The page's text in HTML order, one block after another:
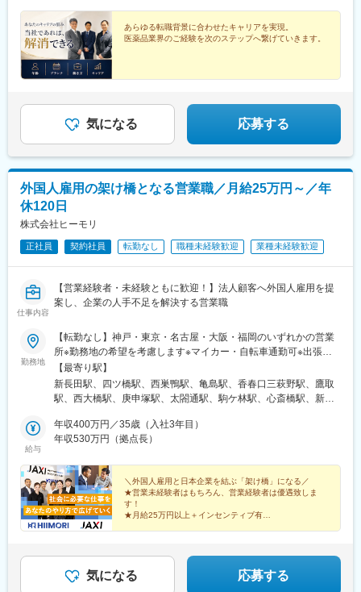
内禁煙／アサイン先に準ずる）======POINT======★経験を活
かせる多彩なキャリアパス★キャリアチェンジ・ブランク復帰歓
迎★リモート・時短勤務相談可★年間休日127日／残業月平均10
時間程度★50代・60代の入社実績多数★嘱託社員制度あり★取引
先300社超・案件120以上
駅、南新宿駅、三田駅(東京都)、六本木一丁目駅、新橋駅、二重橋
前駅、築地市場駅、宝町駅(東京都)、新富町駅(東京都)、三越前
駅、大崎広小路駅、二子新地駅、京急蒲田駅、北参道駅、都電雑
司ケ谷駅、西梅田駅、東三国駅、中之島駅、阿波座駅、京橋駅(大
阪府)、肥後橋駅、梅田駅(地下鉄)、土居駅(大阪府)、松屋町駅、新
駅、月島駅、茅場町駅、五反田駅、国立競技場駅、東池袋駅、大
阪梅田駅(阪神線)、四ツ橋駅、東淀川駅、三宮・花時計前駅、大阪
城公園駅、大江橋駅、太子橋今市駅
支給いたします。・経験・スキル等を総合的に考慮の上、算定し
ます。・残業代、交通費、出張日当は別途全額支給いたしま
す。・年齢や定年による年収変動はありません。【年収例】経験
や専門性を考慮し、ポジション・待遇を決定しています。・年収
525万円（CRA／30代前半）・年収550万円（MA／30代前半）・
あらゆる転職背景に合わせたキャリアを実現。
医薬品業界のご経験を次のステップへ繋げていきます。
気になる 応募する
外国人雇用の架け橋となる営業職／月給25万円～／年
休120日
株式会社ヒーモリ
正社員 契約社員 転勤なし 職種未経験歓迎 業種未経験歓迎
仕事内容
【営業経験者・未経験ともに歓迎！】法人顧客へ外国人雇用を提
案し、企業の人手不足を解決する営業職
勤務地
【転勤なし】神戸・東京・名古屋・大阪・福岡のいずれかの営業
所※勤務地の希望を考慮します※マイカー・自転車通勤可※出張は
ありますが、転勤はありません※屋内原則禁煙（喫煙室あり）
【最寄り駅】
新長田駅、四ツ橋駅、西巣鴨駅、亀島駅、香春口三萩野駅、鷹取
駅、西大橋駅、庚申塚駅、太閤通駅、駒ケ林駅、心斎橋駅、新庚
給与
年収400万円／35歳（入社3年目）
年収530万円（拠点長）
＼外国人雇用と日本企業を結ぶ「架け橋」になる／
★営業未経験者はもちろん、営業経験者は優遇致しま
す！
★月給25万円以上＋インセンティブ有
気になる 応募する